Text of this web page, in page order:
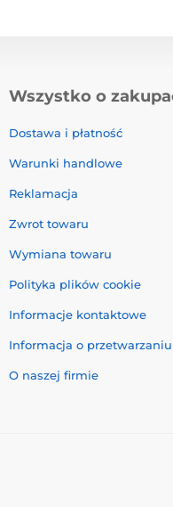
Wszystko o
Dostawa i płatność
Warunki handlowe
Reklamacja
Zwrot towaru
Wymiana towaru
Polityka plików cookie
Informacje kontaktowe
Informacja o
O naszej firmie